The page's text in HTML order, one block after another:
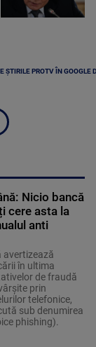
ȘTIRILE PROTV ÎN GOOGLE
Nicio bancă
cere asta la
anti
avertizează
în ultima
de fraudă
prin
telefonice,
sub denumirea
phishing).